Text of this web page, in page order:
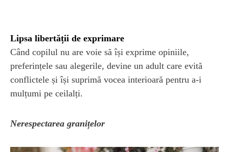
Lipsa libertății de exprimare
Când copilul nu are voie să își exprime opiniile,
preferințele sau alegerile, devine un adult care evită
conflictele și își suprimă vocea interioară pentru a-i
mulțumi pe ceilalți.
Nerespectarea granițelor